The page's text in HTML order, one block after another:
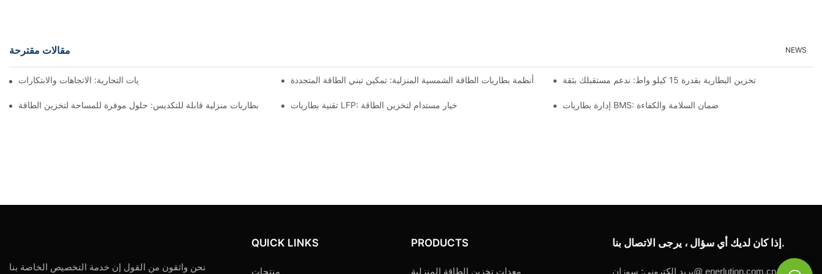
مقالات مقترحة NEWS
مستقبل تخزين البطاريات التجارية: الاتجاهات والابتكارات أنظمة بطاريات الطاقة الشمسية المنزلية: تمكين تبني الطاقة المتجددة تخزين البطارية بقدرة 15 كيلو واط: ندعم مستقبلك بثقة
بطاريات منزلية قابلة للتكديس: حلول موفرة للمساحة لتخزين الطاقة تقنية بطاريات LFP: خيار مستدام لتخزين الطاقة إدارة بطاريات BMS: ضمان السلامة والكفاءة
نحن واثقون من القول إن خدمة التخصيص الخاصة بنا
QUICK LINKS
منتجات
PRODUCTS
معدات تخزين الطاقة المنزلية
إذا كان لديك أي سؤال ، يرجى الاتصال بنا.
بريد إلكتروني:سوزان@ enerlution.com.cn